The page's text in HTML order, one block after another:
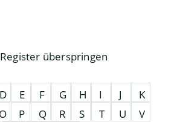
überspringen
D E F G H I J
K
O P Q R S T U
V